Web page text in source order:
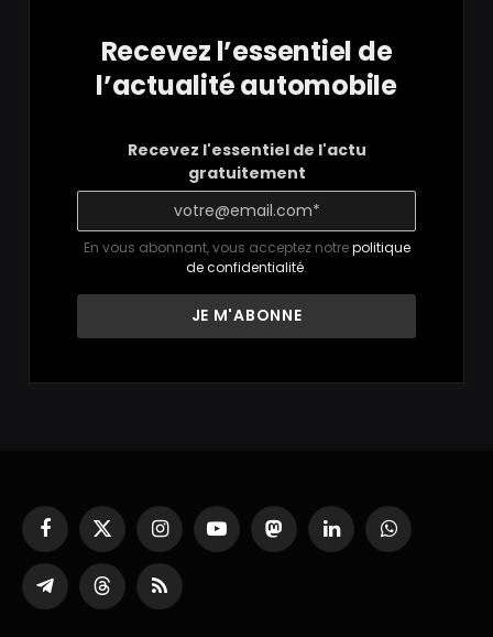
Recevez l’essentiel de
l’actualité automobile
Recevez l'essentiel de l'actu
gratuitement
En vous abonnant, vous acceptez notrepolitique
de confidentialité.
Facebook
X
(Twitter)
InstagramYouTubeMastodonLinkedInWhatsApp
Partager
sur
ThreadsRSS